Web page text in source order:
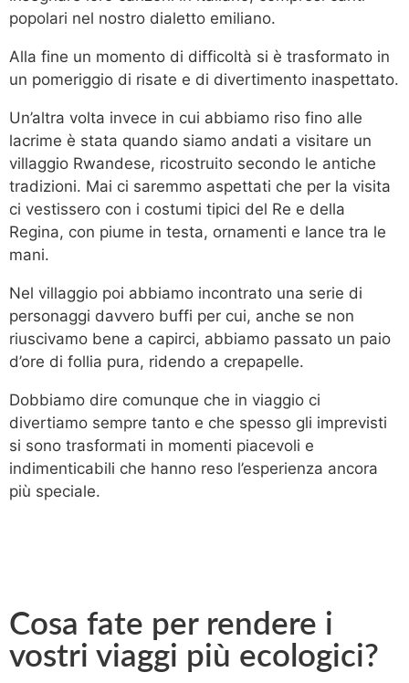
popolari nel nostro dialetto emiliano.
Alla fine un momento di difficoltà si è trasformato in
un pomeriggio di risate e di divertimento inaspettato.
Un’altra volta invece in cui abbiamo riso fino alle
lacrime è stata quando siamo andati a visitare un
villaggio Rwandese, ricostruito secondo le antiche
tradizioni. Mai ci saremmo aspettati che per la visita
ci vestissero con i costumi tipici del Re e della
Regina, con piume in testa, ornamenti e lance tra le
mani.
Nel villaggio poi abbiamo incontrato una serie di
personaggi davvero buffi per cui, anche se non
riuscivamo bene a capirci, abbiamo passato un paio
d’ore di follia pura, ridendo a crepapelle.
Dobbiamo dire comunque che in viaggio ci
divertiamo sempre tanto e che spesso gli imprevisti
si sono trasformati in momenti piacevoli e
indimenticabili che hanno reso l’esperienza ancora
più speciale.
Cosa fate per rendere i
vostri viaggi più ecologici?